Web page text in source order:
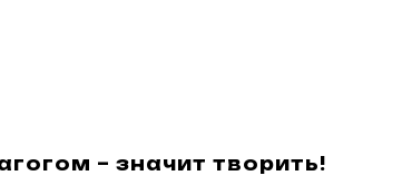
– значит творить!